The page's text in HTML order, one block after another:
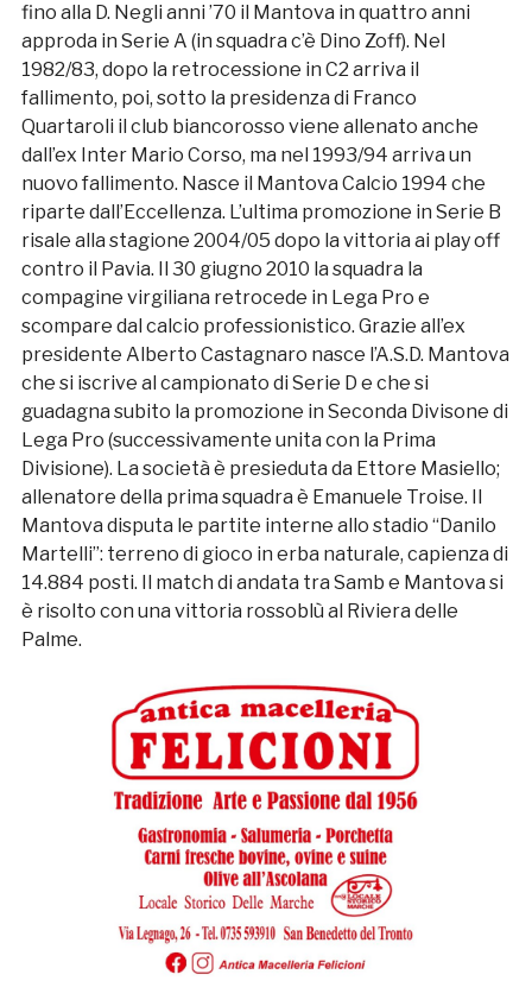
fino alla D. Negli anni ’70 il Mantova in quattro anni
approda in Serie A (in squadra c’è Dino Zoff). Nel
1982/83, dopo la retrocessione in C2 arriva il
fallimento, poi, sotto la presidenza di Franco
Quartaroli il club biancorosso viene allenato anche
dall’ex Inter Mario Corso, ma nel 1993/94 arriva un
nuovo fallimento. Nasce il Mantova Calcio 1994 che
riparte dall’Eccellenza. L’ultima promozione in Serie B
risale alla stagione 2004/05 dopo la vittoria ai play off
contro il Pavia. Il 30 giugno 2010 la squadra la
compagine virgiliana retrocede in Lega Pro e
scompare dal calcio professionistico. Grazie all’ex
presidente Alberto Castagnaro nasce l’A.S.D. Mantova
che si iscrive al campionato di Serie D e che si
guadagna subito la promozione in Seconda Divisone di
Lega Pro (successivamente unita con la Prima
Divisione). La società è presieduta da Ettore Masiello;
allenatore della prima squadra è Emanuele Troise. Il
Mantova disputa le partite interne allo stadio “Danilo
Martelli”: terreno di gioco in erba naturale, capienza di
14.884 posti. Il match di andata tra Samb e Mantova si
è risolto con una vittoria rossoblù al Riviera delle
Palme.